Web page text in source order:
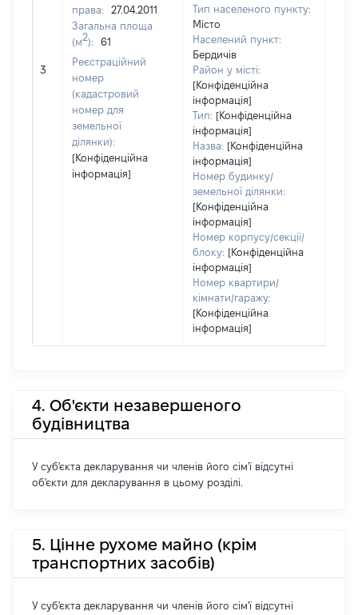
3
права:
27.04.2011
Загальна площа
(м2):
61
Реєстраційний
номер
(кадастровий
номер для
земельної
ділянки):
[Конфіденційна
інформація]
Тип населеного пункту:
Місто
Населений пункт:
Бердичів
Район у місті:
[Конфіденційна
інформація]
Тип: [Конфіденційна
інформація]
Назва: [Конфіденційна
інформація]
Номер будинку/
земельної ділянки:
[Конфіденційна
інформація]
Номер корпусу/секції/
блоку: [Конфіденційна
інформація]
Номер квартири/
кімнати/гаражу:
[Конфіденційна
інформація]
4. Об'єкти незавершеного
будівництва
У суб'єкта декларування чи членів його сім'ї відсутні
об'єкти для декларування в цьому розділі.
5. Цінне рухоме майно (крім
транспортних засобів)
У суб'єкта декларування чи членів його сім'ї відсутні